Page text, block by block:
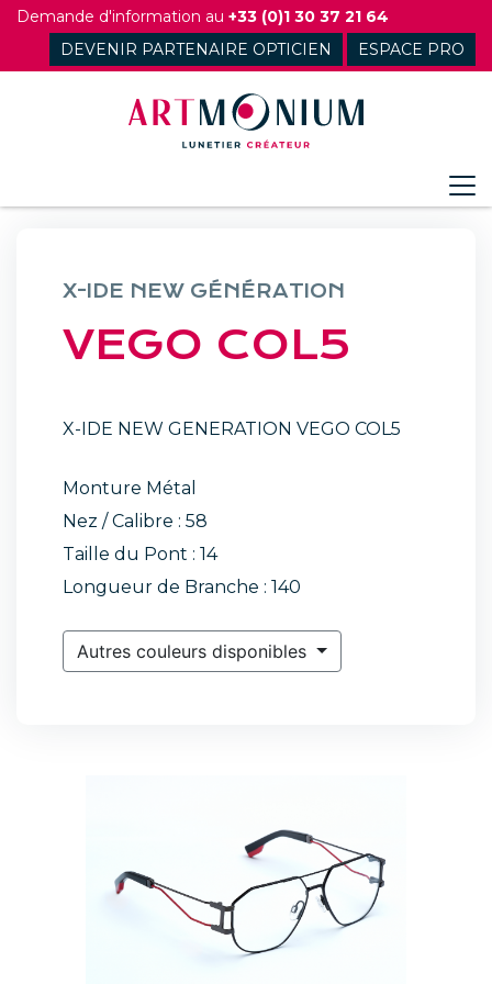
Skip
content
Demande d'information au +33 (0)1 30 37 21 64
DEVENIR PARTENAIRE OPTICIEN
ESPACE PRO
X-IDE NEW GÉNÉRATION
VEGO COL5
X-IDE NEW GENERATION VEGO COL5
Monture Métal
Nez / Calibre : 58
Taille du Pont : 14
Longueur de Branche : 140
Autres couleurs disponibles